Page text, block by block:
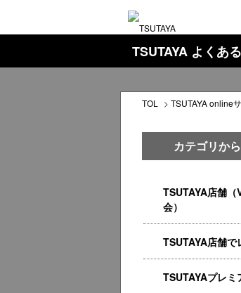
TSUTAYA よくあ
TOL > TSUTAYA online
カテゴリか
TSUTAYA店舗（
会）
TSUTAYA店舗で
TSUTAYAプレミ